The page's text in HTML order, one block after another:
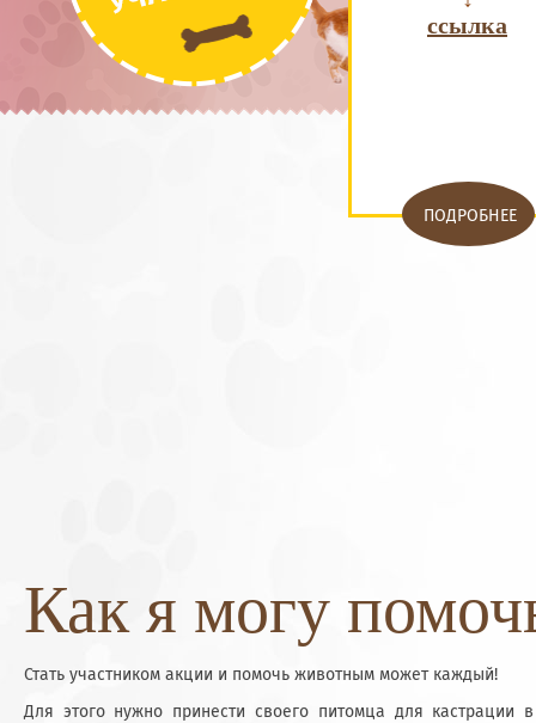
ссылка
ПОДРОБНЕЕ
Как я могу
Стать участником акции и помочь животным может каждый!
Для этого нужно принести своего питомца для кастрации